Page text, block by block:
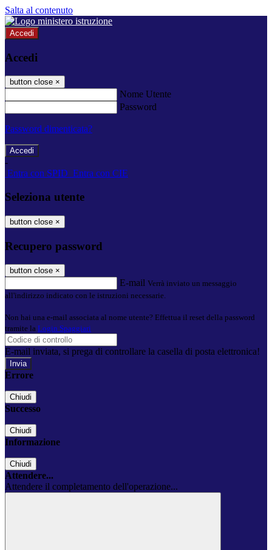
Salta al contenuto
Accedi
Accedi
button close ×
Nome Utente
Password
Password dimenticata?
-
Entra con SPID Entra con CIE
Seleziona utente
button close ×
Recupero password
button close ×
E-mail Verrà inviato un messaggio
all'indirizzo indicato con le istruzioni necessarie.
Non hai una e-mail associata al nome utente? Effettua il reset della password
tramite la Login Spaggiari
E-mail inviata, si prega di controllare la casella di posta elettronica!
Errore
Chiudi
Successo
Chiudi
Informazione
Chiudi
Attendere...
Attendere il completamento dell'operazione...